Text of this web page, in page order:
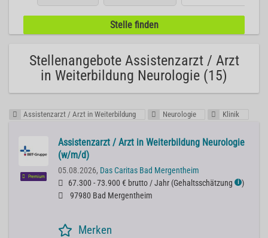
Stellenangebote Assistenzarzt / Arzt
in Weiterbildung Neurologie (15)
Assistenzarzt / Arzt in Weiterbildung Neurologie Klinik
Premium
Assistenzarzt / Arzt in Weiterbildung Neurologie
(w/m/d)
05.08.2026, Das Caritas Bad Mergentheim
67.300 - 73.900 € brutto / Jahr (Gehaltsschätzung ℹ )
97980 Bad Mergentheim
Merken